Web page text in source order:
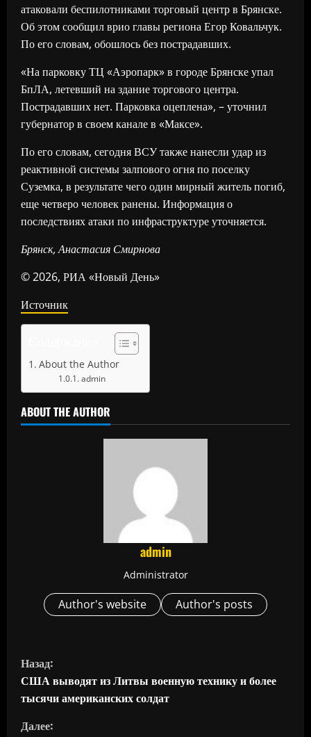
атаковали беспилотниками торговый центр в Брянске.
Об этом сообщил врио главы региона Егор Ковальчук.
По его словам, обошлось без пострадавших.
«На парковку ТЦ «Аэропарк» в городе Брянске упал
БпЛА, летевший на здание торгового центра.
Пострадавших нет. Парковка оцеплена», – уточнил
губернатор в своем канале в «Максе».
По его словам, сегодня ВСУ также нанесли удар из
реактивной системы залпового огня по поселку
Суземка, в результате чего один мирный житель погиб,
еще четверо человек ранены. Информация о
последствиях атаки по инфраструктуре уточняется.
Брянск, Анастасия Смирнова
© 2026, РИА «Новый День»
Источник
About the Author
admin
ABOUT THE AUTHOR
admin
Administrator
Author's website Author's posts
П
р
о
Назад:
США выводят из Литвы военную технику и более
тысячи американских солдат
Далее: